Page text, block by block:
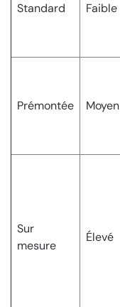
Standard Faible
Prémontée Moyen
Sur
mesure
Élevé